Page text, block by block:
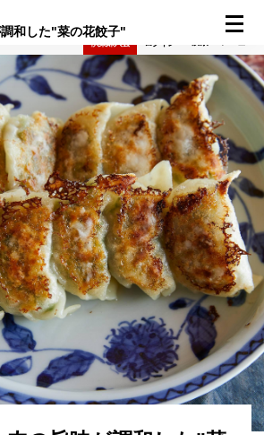
和した"菜の花餃子"